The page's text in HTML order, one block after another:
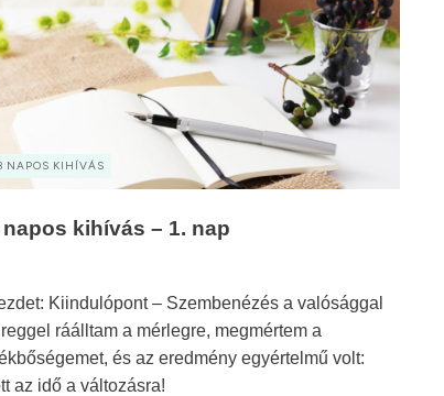
NAPOS KIHÍVÁS
napos kihívás – 1. nap
Kiindulópont – Szembenézés a valósággal
reggel ráálltam a mérlegre, megmértem a
és az eredmény egyértelmű volt:
az idő a változásra!